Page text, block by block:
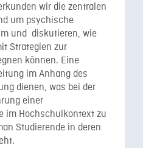
wir die zentralen
um psychische
und diskutieren, wie
Strategien zur
können. Eine
im Anhang des
dienen, was bei der
einer
im Hochschulkontext zu
Studierende in deren